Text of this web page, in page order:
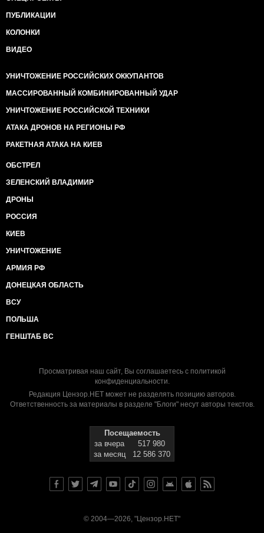
ПУБЛИКАЦИИ
КОЛОНКИ
ВИДЕО
УНИЧТОЖЕНИЕ РОССИЙСКИХ ОККУПАНТОВ
МАССИРОВАННЫЙ КОМБИНИРОВАННЫЙ УДАР
УНИЧТОЖЕНИЕ РОССИЙСКОЙ ТЕХНИКИ
АТАКА ДРОНОВ НА РЕГИОНЫ РФ
РАКЕТНАЯ АТАКА НА КИЕВ
ОБСТРЕЛ
ЗЕЛЕНСКИЙ ВЛАДИМИР
ДРОНЫ
РОССИЯ
КИЕВ
УНИЧТОЖЕНИЕ
АРМИЯ РФ
ДОНЕЦКАЯ ОБЛАСТЬ
ВСУ
ПОЛЬША
ГЕНШТАБ ВС
Просматривая наш сайт, Вы соглашаетесь с политикой
конфиденциальности.
Редакция Цензор.НЕТ может не разделять позицию авторов.
Ответственность за материалы в разделе "Блоги" несут авторы текстов.
Посещаемость
за вчера
517 980
за месяц
12 586 370
© 2004—2026, "Цензор.НЕТ"